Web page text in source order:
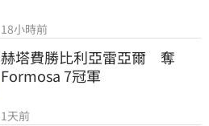
18小時前
赫塔費勝比利亞雷亞爾　奪
Formosa 7冠軍
1天前